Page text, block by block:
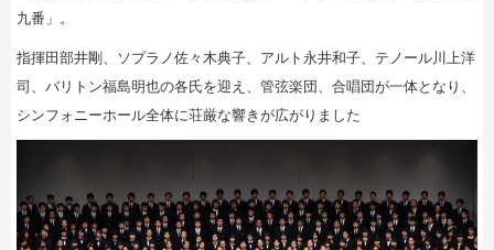
九番」。
指揮田部井剛、ソプラノ佐々木典子、アルト永井和子、テノール川上洋
司、バリトン福島明也の各氏を迎え、管弦楽団、合唱団が一体となり、
シンフォニーホール全体に荘厳な響きが広がりました